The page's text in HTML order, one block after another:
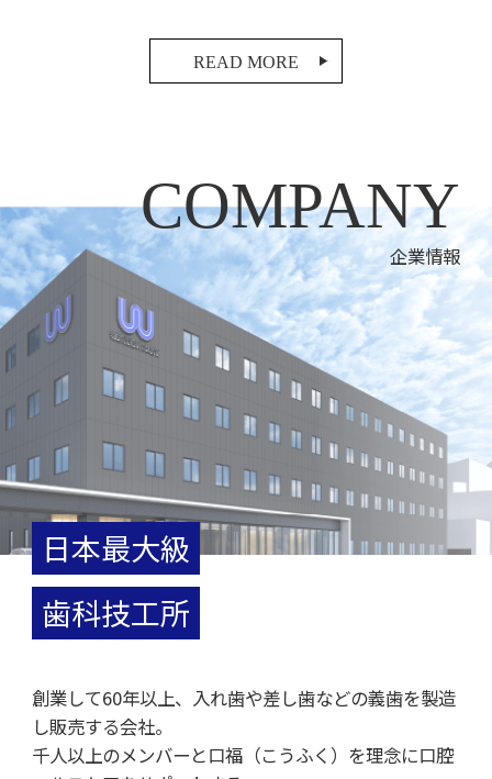
READ MORE
COMPANY
企業情報
日本最大級
歯科技工所
創業して60年以上、入れ歯や差し歯などの義歯を製造
し販売する会社。
千人以上のメンバーと口福（こうふく）を理念に口腔